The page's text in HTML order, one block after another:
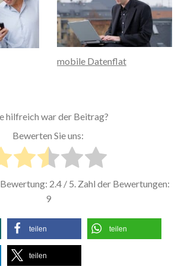
mobile Datenflat
hilfreich war der Beitrag?
Bewerten Sie uns:
2.4 / 5. Zahl der Bewertungen:
9
teilen teilen
teilen